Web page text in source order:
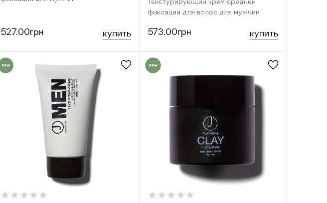
527.00грн купить
Текстурирующий крем средней
фиксации для волос для мужчин
573.00грн купить
★
★ ★
★ ★
★ ★
★ ★
★ ★
★ ★
★ ★
★ ★
★ ★
★